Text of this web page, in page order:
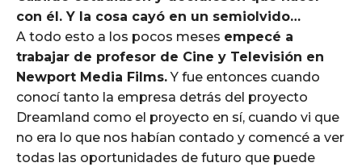
con él. Y la cosa cayó en un semiolvido…
A todo esto a los pocos meses empecé a
trabajar de profesor de Cine y Televisión en
Newport Media Films.Y fue entonces cuando
conocí tanto la empresa detrás del proyecto
Dreamland como el proyecto en sí, cuando vi que
no era lo que nos habían contado y comencé a ver
todas las oportunidades de futuro que puede